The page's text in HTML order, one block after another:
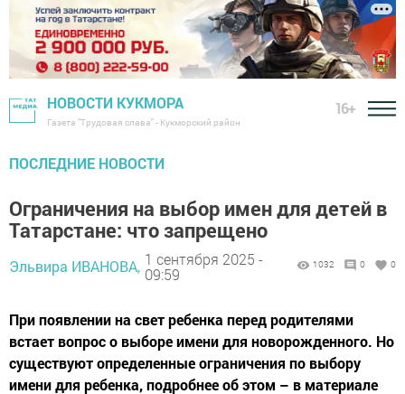
НОВОСТИ КУКМОРА
Газета "Трудовая слава" - Кукморский район
16+
ПОСЛЕДНИЕ НОВОСТИ
Ограничения на выбор имен для детей в
Татарстане: что запрещено
Эльвира ИВАНОВА, 1 сентября 2025 -
09:59
1032 0 0
При появлении на свет ребенка перед родителями
встает вопрос о выборе имени для новорожденного. Но
существуют определенные ограничения по выбору
имени для ребенка, подробнее об этом – в материале